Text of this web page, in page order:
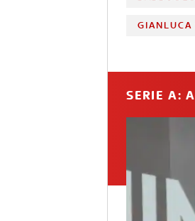
GIANLUCA
SERIE A: